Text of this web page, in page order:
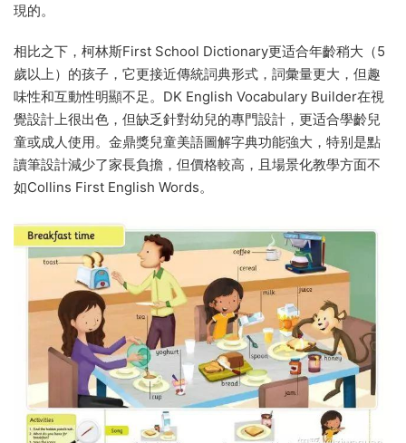
現的。
相比之下，柯林斯First School Dictionary更适合年齡稍大（5
歲以上）的孩子，它更接近傳統詞典形式，詞彙量更大，但趣
味性和互動性明顯不足。DK English Vocabulary Builder在視
覺設計上很出色，但缺乏針對幼兒的專門設計，更适合學齡兒
童或成人使用。金鼎獎兒童美語圖解字典功能強大，特别是點
讀筆設計減少了家長負擔，但價格較高，且場景化教學方面不
如Collins First English Words。